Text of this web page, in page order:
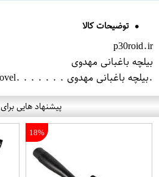
توضیحات کالا
p30roid.ir
بیلچه باغبانی مهدوی
.بیلچه باغبانی مهدوی . . . . . . .Mahdavi Gardening Shovel
پیشنهاد هایی
18%